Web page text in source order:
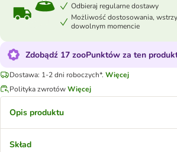
Odbieraj regularne dostawy
Możliwość dostosowania,
dowolnym momencie
Zdobądź 17 zooPunktów za ten
Dostawa: 1-2 dni roboczych*. Więcej
Polityka zwrotówWięcej
Opis produktu
Skład